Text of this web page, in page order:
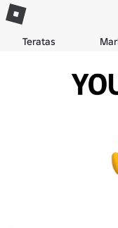
Teratas